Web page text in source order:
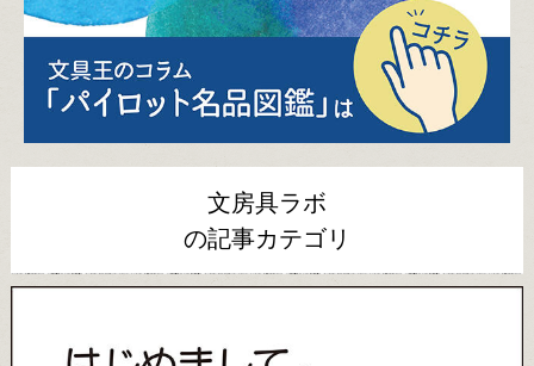
文房具ラボ
の記事カテゴリ